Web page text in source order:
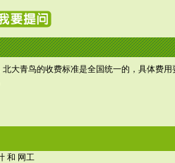
北大青鸟的收费标准是全国统一的，具体费
和 网工